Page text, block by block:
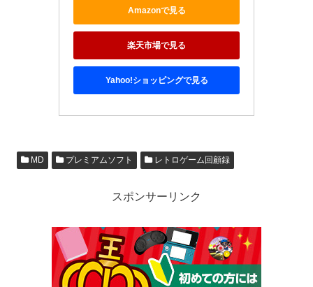
Amazonで見る
楽天市場で見る
Yahoo!ショッピングで見る
MD プレミアムソフト レトロゲーム回顧録
スポンサーリンク